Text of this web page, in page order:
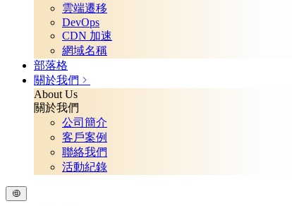
雲端遷移
DevOps
CDN 加速
網域名稱
部落格
關於我們
About Us
關於我們
公司簡介
客戶案例
聯絡我們
活動紀錄